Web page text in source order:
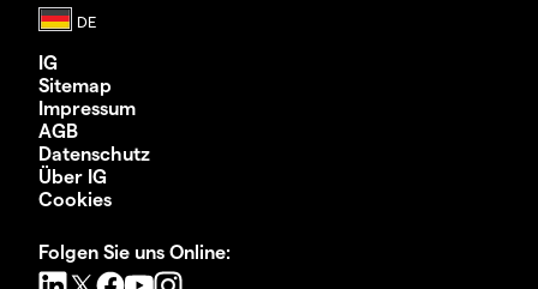
IG
Sitemap
Impressum
AGB
Datenschutz
Über IG
Cookies
Folgen Sie uns Online: